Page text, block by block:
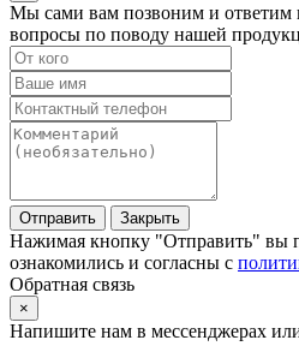
Мы сами вам позвоним и ответим
вопросы по поводу нашей
Отправить Закрыть
Нажимая кнопку "Отправить" вы
ознакомились и согласны с
Обратная связь
×
Напишите нам в мессенджерах